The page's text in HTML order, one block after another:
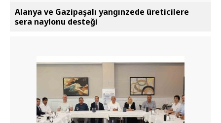
Alanya ve Gazipaşalı yangınzede üreticilere
sera naylonu desteği